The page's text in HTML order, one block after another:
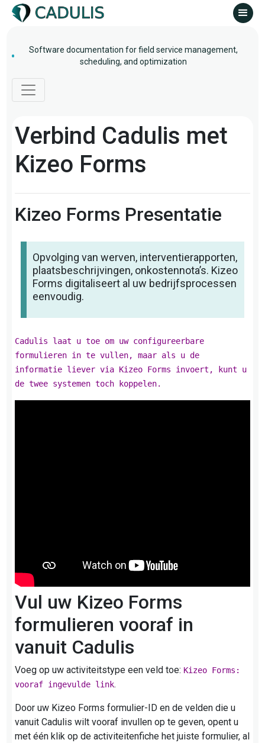
Software documentation for field service management,
scheduling, and optimization
Verbind Cadulis met
Kizeo Forms
Kizeo Forms Presentatie
Opvolging van werven, interventierapporten,
plaatsbeschrijvingen, onkostennota’s. Kizeo
Forms digitaliseert al uw bedrijfsprocessen
eenvoudig.
Cadulis laat u toe om uw configureerbare
formulieren in te vullen, maar als u de
informatie liever via Kizeo Forms invoert, kunt u
de twee systemen toch koppelen.
Vul uw Kizeo Forms
formulieren vooraf in
vanuit Cadulis
Voeg op uw activiteitstype een veld toe: Kizeo Forms:
vooraf ingevulde link.
Door uw Kizeo Forms formulier-ID en de velden die u
vanuit Cadulis wilt vooraf invullen op te geven, opent u
met één klik op de activiteitenfiche het juiste formulier, al